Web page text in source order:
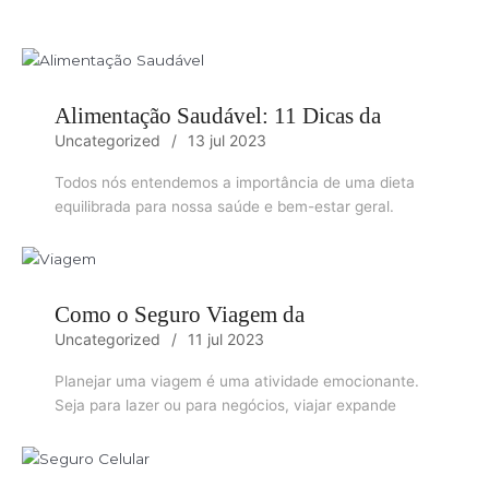
Alimentação Saudável: 11 Dicas da
Uncategorized 13 jul 2023
Todos nós entendemos a importância de uma dieta
equilibrada para nossa saúde e bem-estar geral.
Como o Seguro Viagem da
Uncategorized 11 jul 2023
Planejar uma viagem é uma atividade emocionante.
Seja para lazer ou para negócios, viajar expande